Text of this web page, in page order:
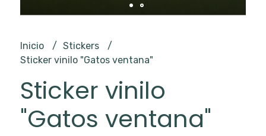
Inicio
Stickers
Sticker vinilo "Gatos ventana"
Sticker vinilo
"Gatos ventana"